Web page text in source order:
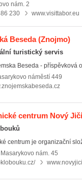
nám. 2
230
www.visittabor.eu
Beseda(Znojmo)
turistický servis
Beseda - příspěvková
náměstí 449
centrum Nový
centrum je organizační
Masarykovo nám. 45